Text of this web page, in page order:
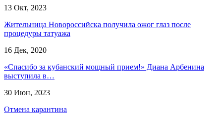
13 Окт, 2023
Жительница Новороссийска получила ожог глаз после
процедуры татуажа
16 Дек, 2020
«Спасибо за кубанский мощный прием!» Диана Арбенина
выступила в…
30 Июн, 2023
Отмена карантина